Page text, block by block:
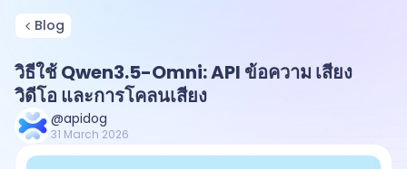
Blog
วิธีใช้ Qwen3.5-Omni: API ข้อความ เสียง
วิดีโอ และการโคลนเสียง
@apidog
31 March 2026